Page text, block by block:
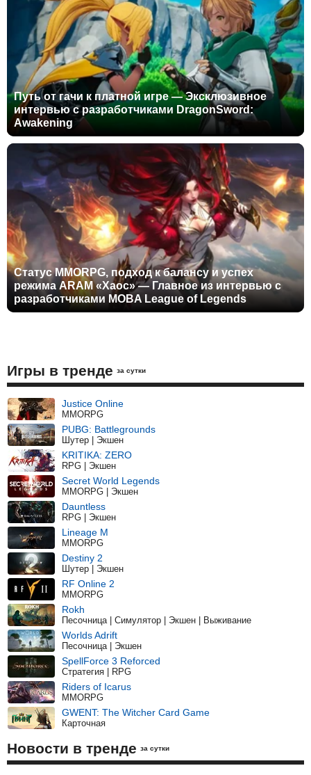
Путь от гачи к платной игре — Эксклюзивное
интервью с разработчиками DragonSword:
Awakening
Статус MMORPG, подход к балансу и успех
режима ARAM «Хаос» — Главное из интервью с
разработчиками MOBA League of Legends
Игры в тренде за сутки
Justice Online
MMORPG
PUBG: Battlegrounds
Шутер | Экшен
KRITIKA: ZERO
RPG | Экшен
Secret World Legends
MMORPG | Экшен
Dauntless
RPG | Экшен
Lineage M
MMORPG
Destiny 2
Шутер | Экшен
RF Online 2
MMORPG
Rokh
Песочница | Симулятор | Экшен | Выживание
Worlds Adrift
Песочница | Экшен
SpellForce 3 Reforced
Стратегия | RPG
Riders of Icarus
MMORPG
GWENT: The Witcher Card Game
Карточная
Новости в тренде за сутки